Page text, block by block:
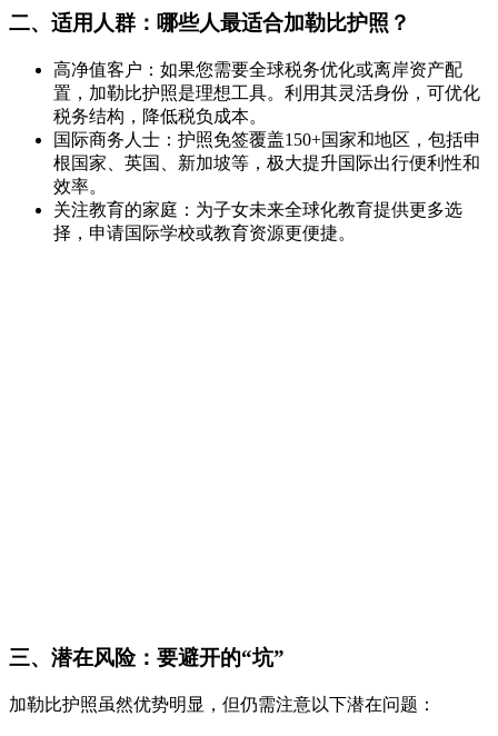
二、适用人群：哪些人最适合加勒比护照？
高净值客户：如果您需要全球税务优化或离岸资产配
置，加勒比护照是理想工具。利用其灵活身份，可优化
税务结构，降低税负成本。
国际商务人士：护照免签覆盖150+国家和地区，包括申
根国家、英国、新加坡等，极大提升国际出行便利性和
效率。
关注教育的家庭：为子女未来全球化教育提供更多选
择，申请国际学校或教育资源更便捷。
三、潜在风险：要避开的“坑”
加勒比护照虽然优势明显，但仍需注意以下潜在问题：